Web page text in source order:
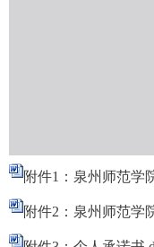
附件1：泉州师范学
附件2：泉州师范学